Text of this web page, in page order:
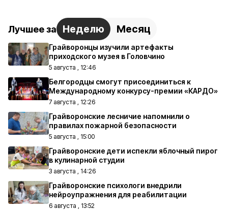
Лучшее за Неделю Месяц
Грайворонцы изучили артефакты
приходского музея в Головчино
5 августа , 12:46
Белгородцы смогут присоединиться к
Международному конкурсу-премии «КАРДО»
7 августа , 12:26
Грайворонские лесничие напомнили о
правилах пожарной безопасности
5 августа , 15:00
Грайворонские дети испекли яблочный пирог
в кулинарной студии
3 августа , 14:26
Грайворонские психологи внедрили
нейроупражнения для реабилитации
6 августа , 13:52